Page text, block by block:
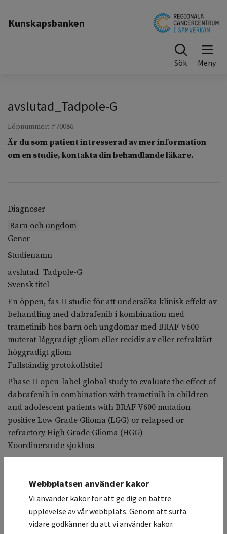
Kunskapsbanken
Sök
avslutad_Tadpole-G
Löpnummer: #70086
Är du som patient intresserad av mer information
om en studie, kontakta din behandlande läkare.
Diagnoser
Barn och ungdom
Gener
Studienamn
avslutad_Tadpole-G
Svensk titel
En öppen, fas II studie för att undersöka klinisk effekt av
behandling med dabrafenib i kombination med
trametinib hos barn och ungdomar med BRAF V600
muterat låggradigt gliom eller recidiv av eller refraktärt
höggradigt gliom
Fullständig protokollstitel
Phase II open-label global study to evaluate the effect of
dabrafenib in combination with trametinib in children
and adolescent patients with BRAF V600 mutation
positive Low Grade Glioma (LGG) or relapsed or
refractory High Grade Glioma (HGG)
Koordinerande sjukhus
Deltagande sjukhus
Studiesammanfattning
HGG: Undersöker effekten av dabrafenib i kombination
Webbplatsen använder kakor
Vi använder kakor för att ge dig en bättre
upplevelse av vår webbplats. Genom att surfa
vidare godkänner du att vi använder kakor.